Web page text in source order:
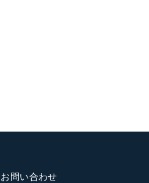
お問い合わせ